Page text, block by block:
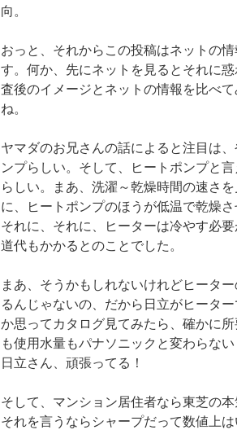
向。
おっと、それからこの投稿はネットの
す。何か、先にネットを見るとそれに
査後のイメージとネットの情報を比べ
ね。
ヤマダのお兄さんの話によると注目は
ンプらしい。そして、ヒートポンプと
らしい。まあ、洗濯～乾燥時間の速さ
に、ヒートポンプのほうが低温で乾燥
それに、それに、ヒーターは冷やす必
道代もかかるとのことでした。
まあ、そうかもしれないけれどヒータ
るんじゃないの、だから日立がヒータ
か思ってカタログ見てみたら、確かに
も使用水量もパナソニックと変わらない
日立さん、頑張ってる！
そして、マンション居住者なら東芝の
それを言うならシャープだって数値上は